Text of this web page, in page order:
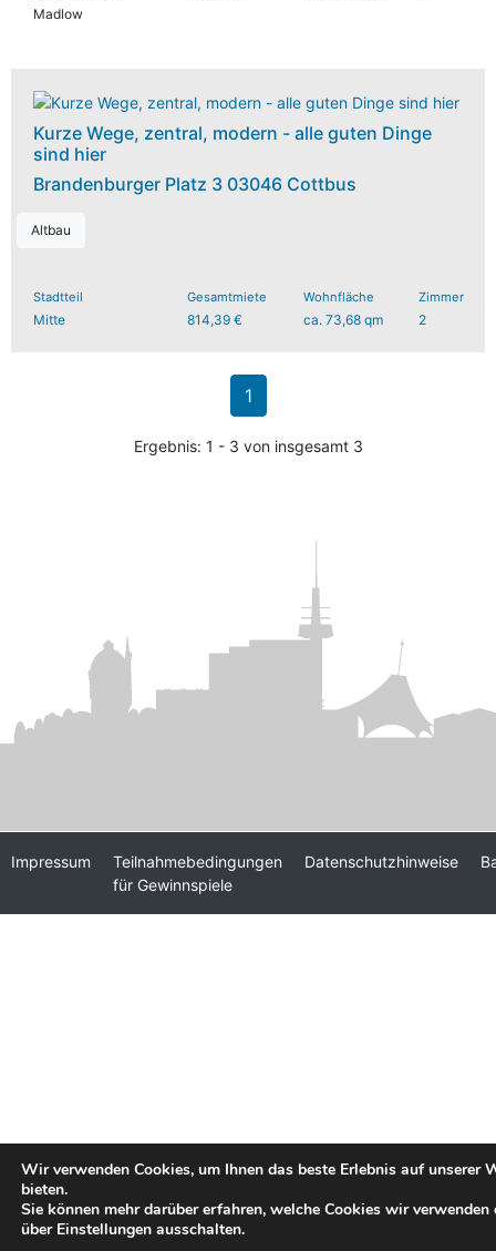
Madlow
Kurze Wege, zentral, modern - alle guten Dinge
sind hier
Brandenburger Platz 3 03046 Cottbus
Altbau
Stadtteil
Mitte
Gesamtmiete
814,39 €
Wohnfläche
ca. 73,68 qm
Zimmer
2
1
Ergebnis: 1 - 3 von insgesamt 3
Impressum
Teilnahmebedingungen
für Gewinnspiele
Datenschutzhinweise
Wir verwenden Cookies, um Ihnen das beste Erlebnis auf unserer
bieten.
Sie können mehr darüber erfahren, welche Cookies wir verwenden
über Einstellungen ausschalten.